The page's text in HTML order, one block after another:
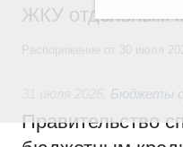
ЖКУ отдельным
Бюджеты
Правительство